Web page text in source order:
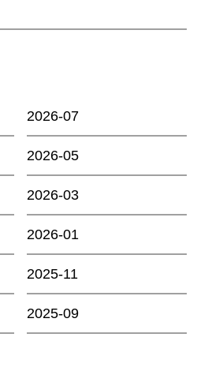
2026-07
2026-05
2026-03
2026-01
2025-11
2025-09